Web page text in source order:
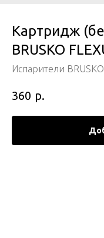
Картридж
BRUSKO
Испарители BRUSKO
360 р.